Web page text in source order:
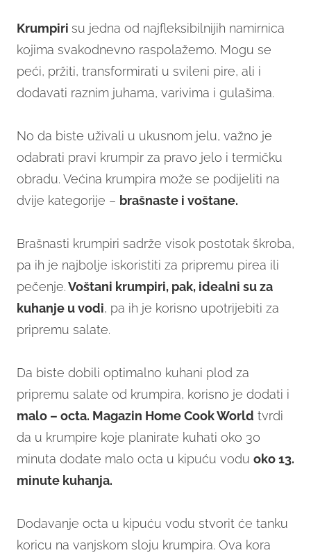
Krumpiri su jedna od najfleksibilnijih namirnica
kojima svakodnevno raspolažemo. Mogu se
peći, pržiti, transformirati u svileni pire, ali i
dodavati raznim juhama, varivima i gulašima.
No da biste uživali u ukusnom jelu, važno je
odabrati pravi krumpir za pravo jelo i termičku
obradu. Većina krumpira može se podijeliti na
dvije kategorije – brašnaste i voštane.
Brašnasti krumpiri sadrže visok postotak škroba,
pa ih je najbolje iskoristiti za pripremu pirea ili
pečenje.Voštani krumpiri, pak, idealni su za
kuhanje u vodi, pa ih je korisno upotrijebiti za
pripremu salate.
Da biste dobili optimalno kuhani plod za
pripremu salate od krumpira, korisno je dodati i
malo – octa. Magazin Home Cook World tvrdi
da u krumpire koje planirate kuhati oko 30
minuta dodate malo octa u kipuću vodu oko 13.
minute kuhanja.
Dodavanje octa u kipuću vodu stvorit će tanku
koricu na vanjskom sloju krumpira. Ova kora